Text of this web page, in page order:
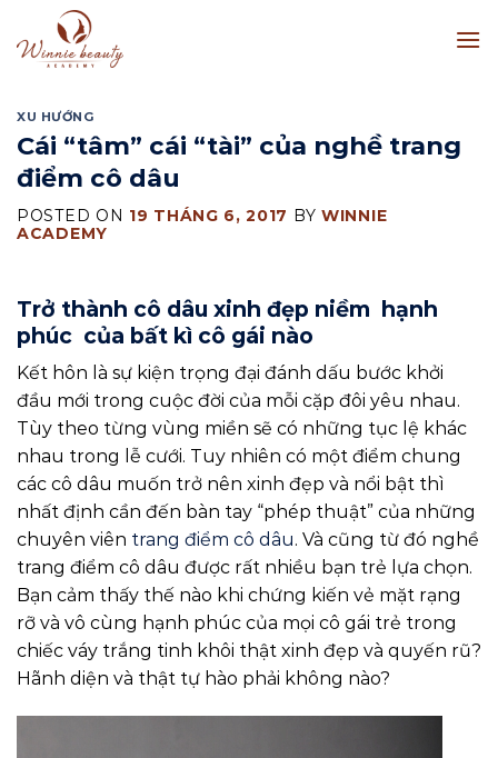
to
content
XU HƯỚNG
Cái “tâm” cái “tài” của nghề trang
điểm cô dâu
POSTED ON 19 THÁNG 6, 2017 BYWINNIE
ACADEMY
Trở thành cô dâu xinh đẹp niềm hạnh
phúc của bất kì cô gái nào
Kết hôn là sự kiện trọng đại đánh dấu bước khởi
đầu mới trong cuộc đời của mỗi cặp đôi yêu nhau.
Tùy theo từng vùng miền sẽ có những tục lệ khác
nhau trong lễ cưới. Tuy nhiên có một điểm chung
các cô dâu muốn trở nên xinh đẹp và nổi bật thì
nhất định cần đến bàn tay “phép thuật” của những
chuyên viên trang điểm cô dâu. Và cũng từ đó nghề
trang điểm cô dâu được rất nhiều bạn trẻ lựa chọn.
Bạn cảm thấy thế nào khi chứng kiến vẻ mặt rạng
rỡ và vô cùng hạnh phúc của mọi cô gái trẻ trong
chiếc váy trắng tinh khôi thật xinh đẹp và quyến rũ?
Hãnh diện và thật tự hào phải không nào?